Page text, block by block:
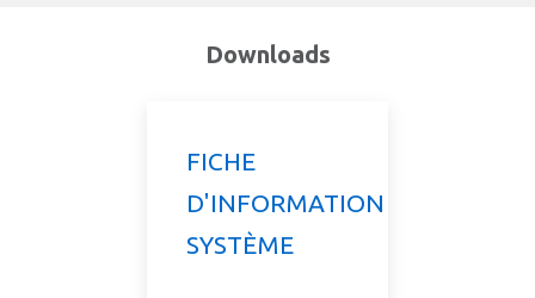
Downloads
FICHE
D'INFORMATION
SYSTÈME